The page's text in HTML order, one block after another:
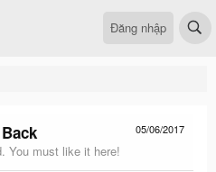
Đăng nhập
05/06/2017
You must like it here!